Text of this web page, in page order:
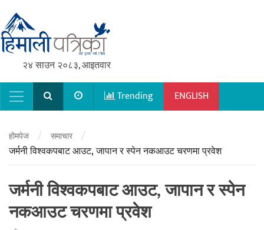
२४ साउन २०८३, आइतवार
Main NavigationTrending ENGLISH
होमपेज / समाचार /
जर्मनी विश्वकपबाट आउट, जापान र स्पेन नकआउट चरणमा प्रवेश
जर्मनी विश्वकपबाट आउट, जापान र स्पेन
नकआउट चरणमा प्रवेश